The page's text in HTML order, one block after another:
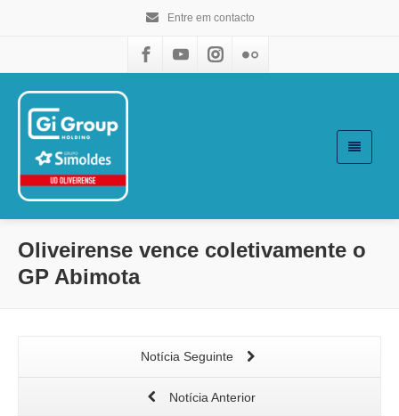
Entre em contacto
Oliveirense vence coletivamente o
GP Abimota
Notícia Seguinte
Notícia Anterior